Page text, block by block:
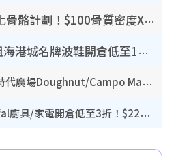
港大推賽馬會強化骨骼計劃！$100骨質密度X光檢查 完成免費運動訓練送超市禮券！附參加資格
開倉優惠 | 尖沙咀海港城名牌波鞋開倉低至1折！On鞋$899起／Joy&Peace鞋履$98起
開倉優惠｜銅鑼灣時代廣場Doughnut/Campo Marzio開倉低至1折！背囊、書包、手袋劈價$200起
廚具開倉｜特福Tefal廚具/家電開倉低至3折！$220起買平底鍋/炒鑊/湯煲！電飯煲/吸塵機/燙斗$418起